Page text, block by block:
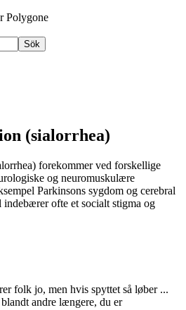
Sök
(sialorrhea)
forekommer ved forskellige
og neuromuskulære
Parkinsons sygdom og cerebral
indebærer ofte et socialt stigma og
folk jo, men hvis spyttet så løber ...
andre længere, du er